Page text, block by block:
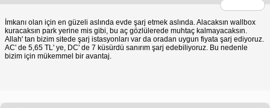
İmkanı olan için en güzeli aslında evde şarj etmek aslında. Alacaksın wallbox
kuracaksın park yerine mis gibi, bu aç gözlülerede muhtaç kalmayacaksın.
Allah' tan bizim sitede şarj istasyonları var da oradan uygun fiyata şarj ediyoruz.
AC' de 5,65 TL' ye, DC' de 7 küsürdü sanırım şarj edebiliyoruz. Bu nedenle
bizim için mükemmel bir avantaj.